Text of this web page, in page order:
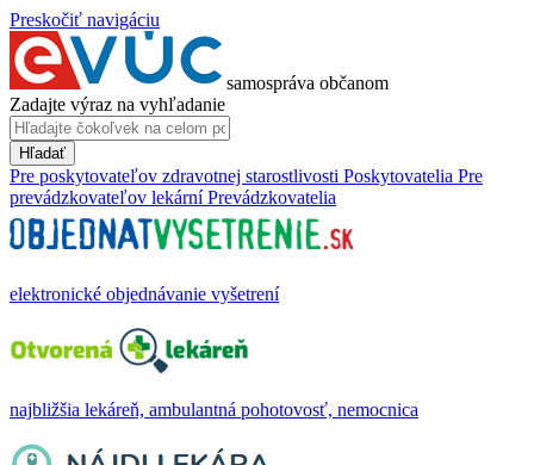
Preskočiť navigáciu
samospráva občanom
Zadajte výraz na vyhľadanie
Hľadať
Pre poskytovateľov zdravotnej starostlivosti Poskytovatelia Pre
prevádzkovateľov lekární Prevádzkovatelia
elektronické objednávanie vyšetrení
najbližšia lekáreň, ambulantná pohotovosť, nemocnica